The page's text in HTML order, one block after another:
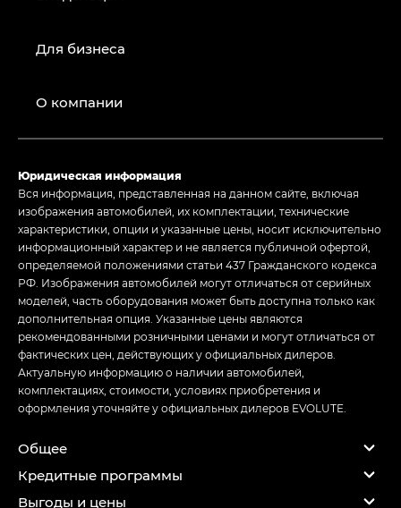
Для бизнеса
О компании
Юридическая информация
Вся информация, представленная на данном сайте, включая
изображения автомобилей, их комплектации, технические
характеристики, опции и указанные цены, носит исключительно
информационный характер и не является публичной офертой,
определяемой положениями статьи 437 Гражданского кодекса
РФ. Изображения автомобилей могут отличаться от серийных
моделей, часть оборудования может быть доступна только как
дополнительная опция. Указанные цены являются
рекомендованными розничными ценами и могут отличаться от
фактических цен, действующих у официальных дилеров.
Актуальную информацию о наличии автомобилей,
комплектациях, стоимости, условиях приобретения и
оформления уточняйте у официальных дилеров EVOLUTE.
Общее
Кредитные программы
Выгоды и цены